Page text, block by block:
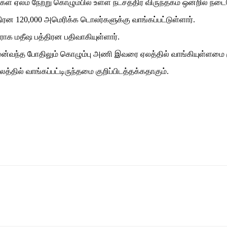
ஏலம் நேற்று கொழும்பில் உள்ள நட்சத்திர விருந்தகம் ஒன்றில்
120,000 அமெரிக்க டொலர்களுக்கு வாங்கப்பட்டுள்ளார்.
மதீஷ பத்திரன பதிவாகியுள்ளார்.
போதிலும் கொழும்பு அணி இவரை ஏலத்தில் வாங்கியுள்ளமை
வாங்கப்பட்டிருந்தமை குறிப்பிடத்தக்கதாகும்.